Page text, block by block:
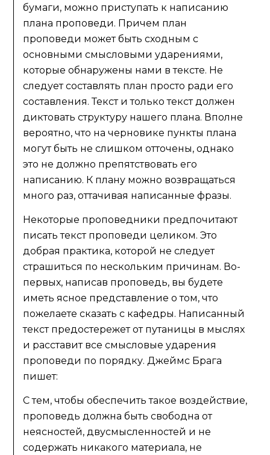
бумаги, можно приступать к написанию
плана проповеди. Причем план
проповеди может быть сходным с
основными смысловыми ударениями,
которые обнаружены нами в тексте. Не
следует составлять план просто ради его
составления. Текст и только текст должен
диктовать структуру нашего плана. Вполне
вероятно, что на черновике пункты плана
могут быть не слишком отточены, однако
это не должно препятствовать его
написанию. К плану можно возвращаться
много раз, оттачивая написанные фразы.
Некоторые проповедники предпочитают
писать текст проповеди целиком. Это
добрая практика, которой не следует
страшиться по нескольким причинам. Во-
первых, написав проповедь, вы будете
иметь ясное представление о том, что
пожелаете сказать с кафедры. Написанный
текст предостережет от путаницы в мыслях
и расставит все смысловые ударения
проповеди по порядку. Джеймс Брага
пишет:
С тем, чтобы обеспечить такое воздействие,
проповедь должна быть свободна от
неясностей, двусмысленностей и не
содержать никакого материала, не